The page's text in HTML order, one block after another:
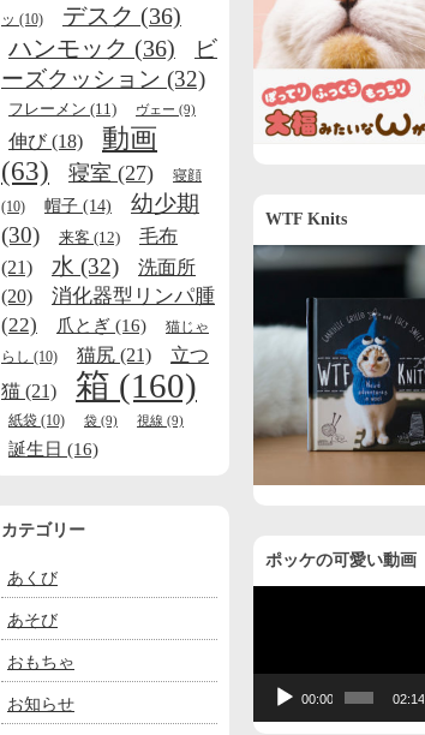
ッ (10) デスク (36)
ハンモック (36)
ビ
ーズクッション (32)
フレーメン (11) ヴェー (9)
伸び (18)
動画
(63)
寝室 (27)
寝顔
(10)
帽子 (14)
幼少期
(30)
来客 (12)
毛布
(21)
水 (32)
洗面所
(20)
消化器型リンパ腫
(22)
爪とぎ (16)
猫じゃ
らし (10) 猫尻 (21)
立つ
猫 (21) 箱 (160)
紙袋 (10) 袋 (9) 視線 (9)
誕生日 (16)
カテゴリー
あくび
あそび
おもちゃ
お知らせ
WTF Knits
ポッケの可愛い動画
レ
00:00 02:14